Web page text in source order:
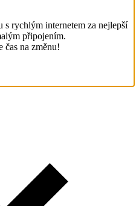
s rychlým internetem za nejlepší
připojením.
čas na změnu!